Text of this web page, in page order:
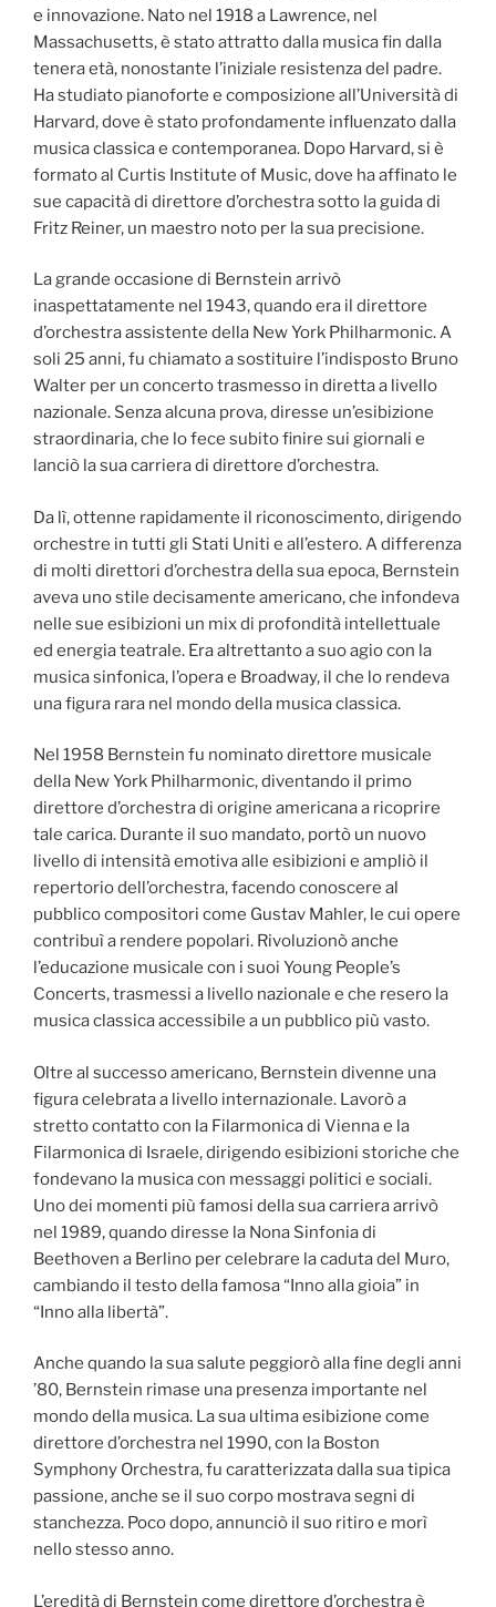
e innovazione. Nato nel 1918 a Lawrence, nel
Massachusetts, è stato attratto dalla musica fin dalla
tenera età, nonostante l’iniziale resistenza del padre.
Ha studiato pianoforte e composizione all’Università di
Harvard, dove è stato profondamente influenzato dalla
musica classica e contemporanea. Dopo Harvard, si è
formato al Curtis Institute of Music, dove ha affinato le
sue capacità di direttore d’orchestra sotto la guida di
Fritz Reiner, un maestro noto per la sua precisione.
La grande occasione di Bernstein arrivò
inaspettatamente nel 1943, quando era il direttore
d’orchestra assistente della New York Philharmonic. A
soli 25 anni, fu chiamato a sostituire l’indisposto Bruno
Walter per un concerto trasmesso in diretta a livello
nazionale. Senza alcuna prova, diresse un’esibizione
straordinaria, che lo fece subito finire sui giornali e
lanciò la sua carriera di direttore d’orchestra.
Da lì, ottenne rapidamente il riconoscimento, dirigendo
orchestre in tutti gli Stati Uniti e all’estero. A differenza
di molti direttori d’orchestra della sua epoca, Bernstein
aveva uno stile decisamente americano, che infondeva
nelle sue esibizioni un mix di profondità intellettuale
ed energia teatrale. Era altrettanto a suo agio con la
musica sinfonica, l’opera e Broadway, il che lo rendeva
una figura rara nel mondo della musica classica.
Nel 1958 Bernstein fu nominato direttore musicale
della New York Philharmonic, diventando il primo
direttore d’orchestra di origine americana a ricoprire
tale carica. Durante il suo mandato, portò un nuovo
livello di intensità emotiva alle esibizioni e ampliò il
repertorio dell’orchestra, facendo conoscere al
pubblico compositori come Gustav Mahler, le cui opere
contribuì a rendere popolari. Rivoluzionò anche
l’educazione musicale con i suoi Young People’s
Concerts, trasmessi a livello nazionale e che resero la
musica classica accessibile a un pubblico più vasto.
Oltre al successo americano, Bernstein divenne una
figura celebrata a livello internazionale. Lavorò a
stretto contatto con la Filarmonica di Vienna e la
Filarmonica di Israele, dirigendo esibizioni storiche che
fondevano la musica con messaggi politici e sociali.
Uno dei momenti più famosi della sua carriera arrivò
nel 1989, quando diresse la Nona Sinfonia di
Beethoven a Berlino per celebrare la caduta del Muro,
cambiando il testo della famosa “Inno alla gioia” in
“Inno alla libertà”.
Anche quando la sua salute peggiorò alla fine degli anni
’80, Bernstein rimase una presenza importante nel
mondo della musica. La sua ultima esibizione come
direttore d’orchestra nel 1990, con la Boston
Symphony Orchestra, fu caratterizzata dalla sua tipica
passione, anche se il suo corpo mostrava segni di
stanchezza. Poco dopo, annunciò il suo ritiro e morì
nello stesso anno.
L’eredità di Bernstein come direttore d’orchestra è